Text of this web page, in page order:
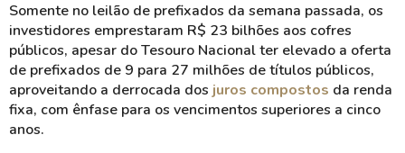
Somente no leilão de prefixados da semana passada, os
investidores emprestaram R$ 23 bilhões aos cofres
públicos, apesar do Tesouro Nacional ter elevado a oferta
de prefixados de 9 para 27 milhões de títulos públicos,
aproveitando a derrocada dos juros compostos da renda
fixa, com ênfase para os vencimentos superiores a cinco
anos.